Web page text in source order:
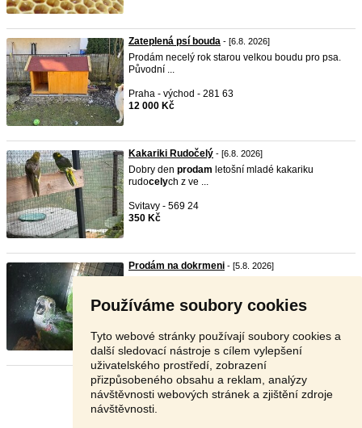
Používáme soubory cookies
Tyto webové stránky používají soubory cookies a
další sledovací nástroje s cílem vylepšení
uživatelského prostředí, zobrazení
přizpůsobeného obsahu a reklam, analýzy
návštěvnosti webových stránek a zjištění zdroje
návštěvnosti.
Zateplená psí bouda - [6.8. 2026]
Prodám necelý rok starou velkou boudu pro psa.
Původní ...
Praha - východ - 281 63
12 000 Kč
Kakariki Rudočelý - [6.8. 2026]
Dobry den prodam letošní mladé kakariku
rudocelych z ve ...
Svitavy - 569 24
350 Kč
Prodám na dokrmeni - [5.8. 2026]
Dohodou
Stránka: 1 2 3 Další